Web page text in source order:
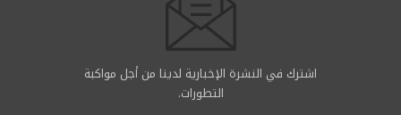
اشترك في النشرة الإخبارية لدينا من أجل مواكبة
التطورات.